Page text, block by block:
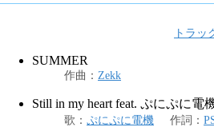
トラッ
SUMMER
作曲 ： Zekk
Still in my heart feat. ぷにぷに電
歌 ： ぷにぷに電機 作詞 ：